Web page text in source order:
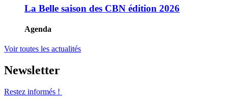
La Belle saison des CBN édition 2026
Agenda
Voir toutes les actualités
Newsletter
Restez informés !